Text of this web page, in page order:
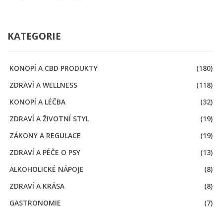
KATEGORIE
KONOPÍ A CBD PRODUKTY
(180)
ZDRAVÍ A WELLNESS
(118)
KONOPÍ A LÉČBA
(32)
ZDRAVÍ A ŽIVOTNÍ STYL
(19)
ZÁKONY A REGULACE
(19)
ZDRAVÍ A PÉČE O PSY
(13)
ALKOHOLICKÉ NÁPOJE
(8)
ZDRAVÍ A KRÁSA
(8)
GASTRONOMIE
(7)